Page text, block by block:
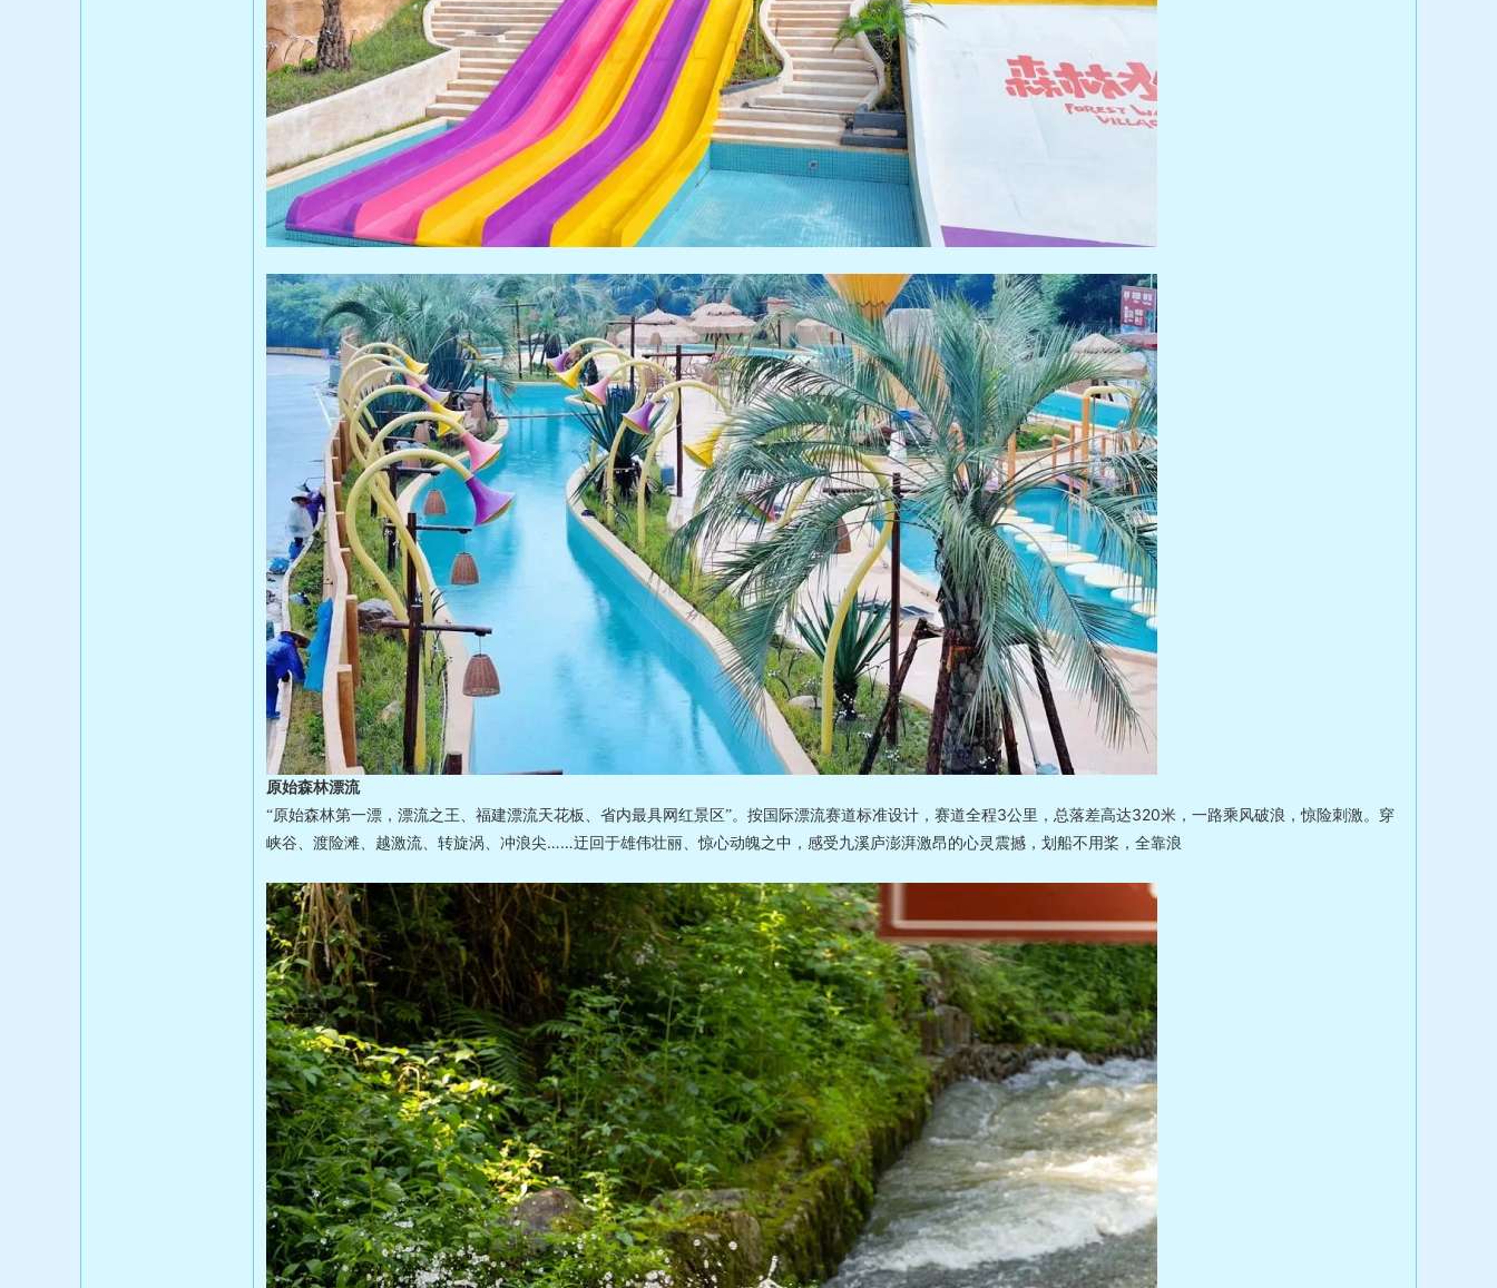
原始森林漂流
“原始森林第一漂，漂流之王、福建漂流天花板、省内最具网红景区”。 按国际漂流赛道标准设计，赛道全程3公里，总落差高达320米，一路乘风破浪，惊险刺激。穿
峡谷、渡险滩、越激流、转旋涡、冲浪尖……迂回于雄伟壮丽、惊心动魄之中，感受九溪庐澎湃激昂的心灵震撼，划船不用桨，全靠浪